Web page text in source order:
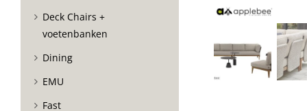
Deck Chairs +
voetenbanken
Dining
EMU
Fast